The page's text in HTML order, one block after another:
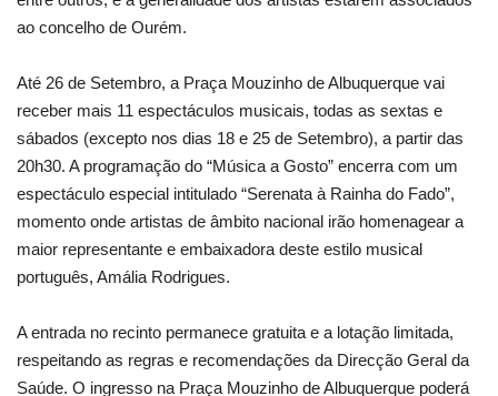
ao concelho de Ourém.
Até 26 de Setembro, a Praça Mouzinho de Albuquerque vai
receber mais 11 espectáculos musicais, todas as sextas e
sábados (excepto nos dias 18 e 25 de Setembro), a partir das
20h30. A programação do “Música a Gosto” encerra com um
espectáculo especial intitulado “Serenata à Rainha do Fado”,
momento onde artistas de âmbito nacional irão homenagear a
maior representante e embaixadora deste estilo musical
português, Amália Rodrigues.
A entrada no recinto permanece gratuita e a lotação limitada,
respeitando as regras e recomendações da Direcção Geral da
Saúde. O ingresso na Praça Mouzinho de Albuquerque poderá